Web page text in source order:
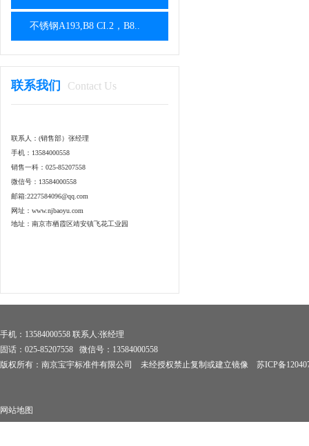
不锈钢A193,B8 CI.2，B8..
联系我们 Contact Us
联系人：(销售部）张经理
手机：13584000558
销售一科：025-85207558
微信号：13584000558
邮箱:2227584096@qq.com
网址：www.njbaoyu.com
地址：南京市栖霞区靖安镇飞花工业园
手机：13584000558 联系人:张经理
固话：025-85207558 微信号：13584000558
版权所有：南京宝宇标准件有限公司 未经授权禁止复制或建立镜像 苏ICP备
网站地图